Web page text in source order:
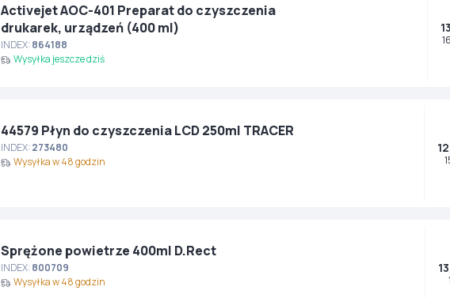
Activejet AOC-401 Preparat do czyszczenia
drukarek, urządzeń (400 ml)
INDEX:864188
Wysyłka jeszcze dziś
44579 Płyn do czyszczenia LCD 250ml TRACER
INDEX:273480
Wysyłka w 48 godzin
Sprężone powietrze 400ml D.Rect
INDEX:800709
Wysyłka w 48 godzin